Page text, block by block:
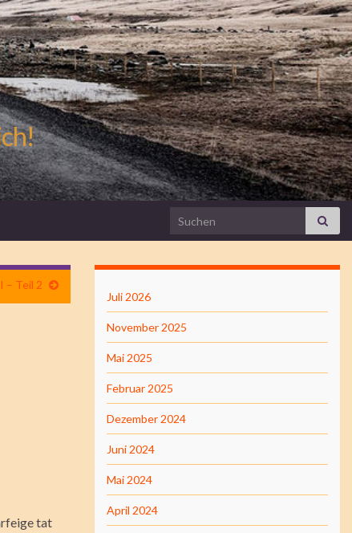
Search for:
– Teil 2
tat
Juli 2026
November 2025
Mai 2025
Februar 2025
Dezember 2024
Juni 2024
Mai 2024
April 2024